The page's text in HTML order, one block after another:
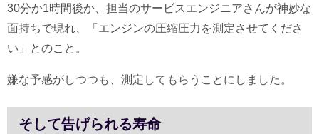
30分か1時間後か、担当のサービスエンジニアさんが神妙な
面持ちで現れ、「エンジンの圧縮圧力を測定させてくださ
い」とのこと。
嫌な予感がしつつも、測定してもらうことにしました。
そして告げられる寿命